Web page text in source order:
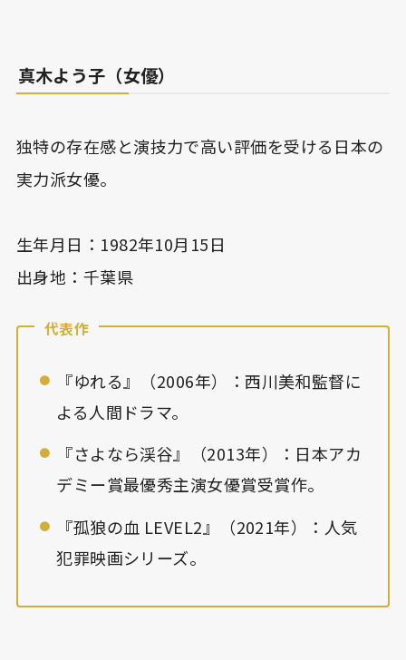
真木よう子（女優）
独特の存在感と演技力で高い評価を受ける日本の
実力派女優。
生年月日：1982年10月15日
出身地：千葉県
代表作
『ゆれる』（2006年）：西川美和監督に
よる人間ドラマ。
『さよなら渓谷』（2013年）：日本アカ
デミー賞最優秀主演女優賞受賞作。
『孤狼の血 LEVEL2』（2021年）：人気
犯罪映画シリーズ。